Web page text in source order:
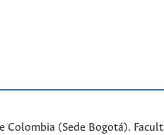
Colombia (Sede Bogotá).